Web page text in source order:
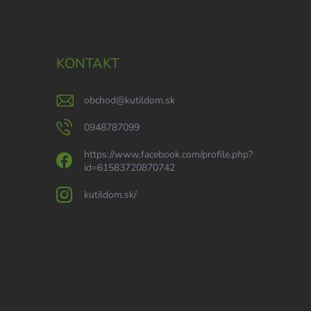
KONTAKT
obchod@kutildom.sk
0948787099
https://www.facebook.com/profile.php?
id=61583720870742
kutildom.sk/